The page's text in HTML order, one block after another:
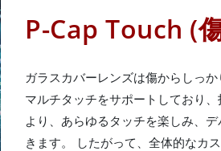
P-Cap Touch (
ガラスカバーレンズは傷からしっ
マルチタッチをサポートしており
より、あらゆるタッチを楽しみ、
きます。 したがって、全体的なカ